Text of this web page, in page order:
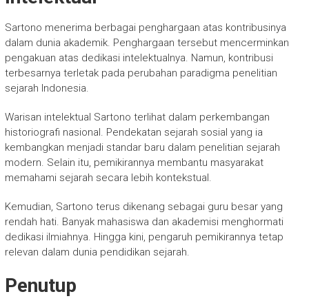
Sartono menerima berbagai penghargaan atas kontribusinya
dalam dunia akademik. Penghargaan tersebut mencerminkan
pengakuan atas dedikasi intelektualnya. Namun, kontribusi
terbesarnya terletak pada perubahan paradigma penelitian
sejarah Indonesia.
Warisan intelektual Sartono terlihat dalam perkembangan
historiografi nasional. Pendekatan sejarah sosial yang ia
kembangkan menjadi standar baru dalam penelitian sejarah
modern. Selain itu, pemikirannya membantu masyarakat
memahami sejarah secara lebih kontekstual.
Kemudian, Sartono terus dikenang sebagai guru besar yang
rendah hati. Banyak mahasiswa dan akademisi menghormati
dedikasi ilmiahnya. Hingga kini, pengaruh pemikirannya tetap
relevan dalam dunia pendidikan sejarah.
Penutup